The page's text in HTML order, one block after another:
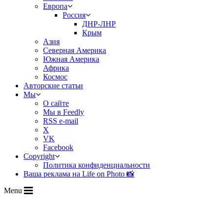
Европа
Россия
ДНР-ЛНР
Крым
Азия
Северная Америка
Южная Америка
Африка
Космос
Авторские статьи
Мы
О сайте
Мы в Feedly
RSS e-mail
X
VK
Facebook
Copyright
Политика конфиденциальности
Ваша реклама на Life on Photo 📸
Menu